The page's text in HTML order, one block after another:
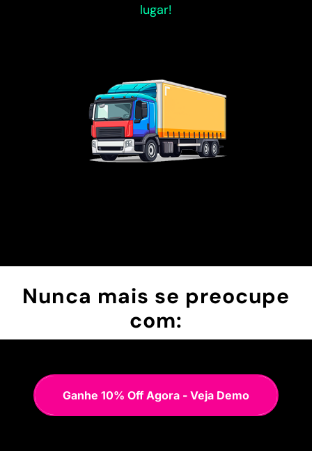
lugar!
Nunca mais se preocupe
com:
Ganhe 10% Off Agora - Veja Demo